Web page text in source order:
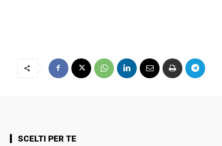
SCELTI PER TE